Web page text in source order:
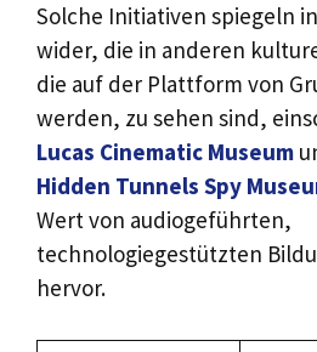
Solche Initiativen spiegeln
wider, die in anderen
die auf der Plattform von
werden, zu sehen sind,
Lucas Cinematic Museum
Hidden Tunnels Spy
Wert von audiogeführten,
technologiegestützten
hervor.